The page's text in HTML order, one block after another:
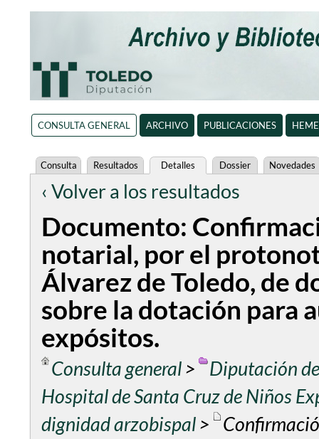
CONSULTA GENERAL ARCHIVO PUBLICACIONES
Consulta Resultados Detalles Dossier Novedades
‹ Volver a los resultados
Documento:
notarial, por el
Álvarez de Toledo, de
sobre la dotación para
expósitos.
Consulta general>
Diputación
Hospital de Santa Cruz de Niños
dignidad arzobispal>